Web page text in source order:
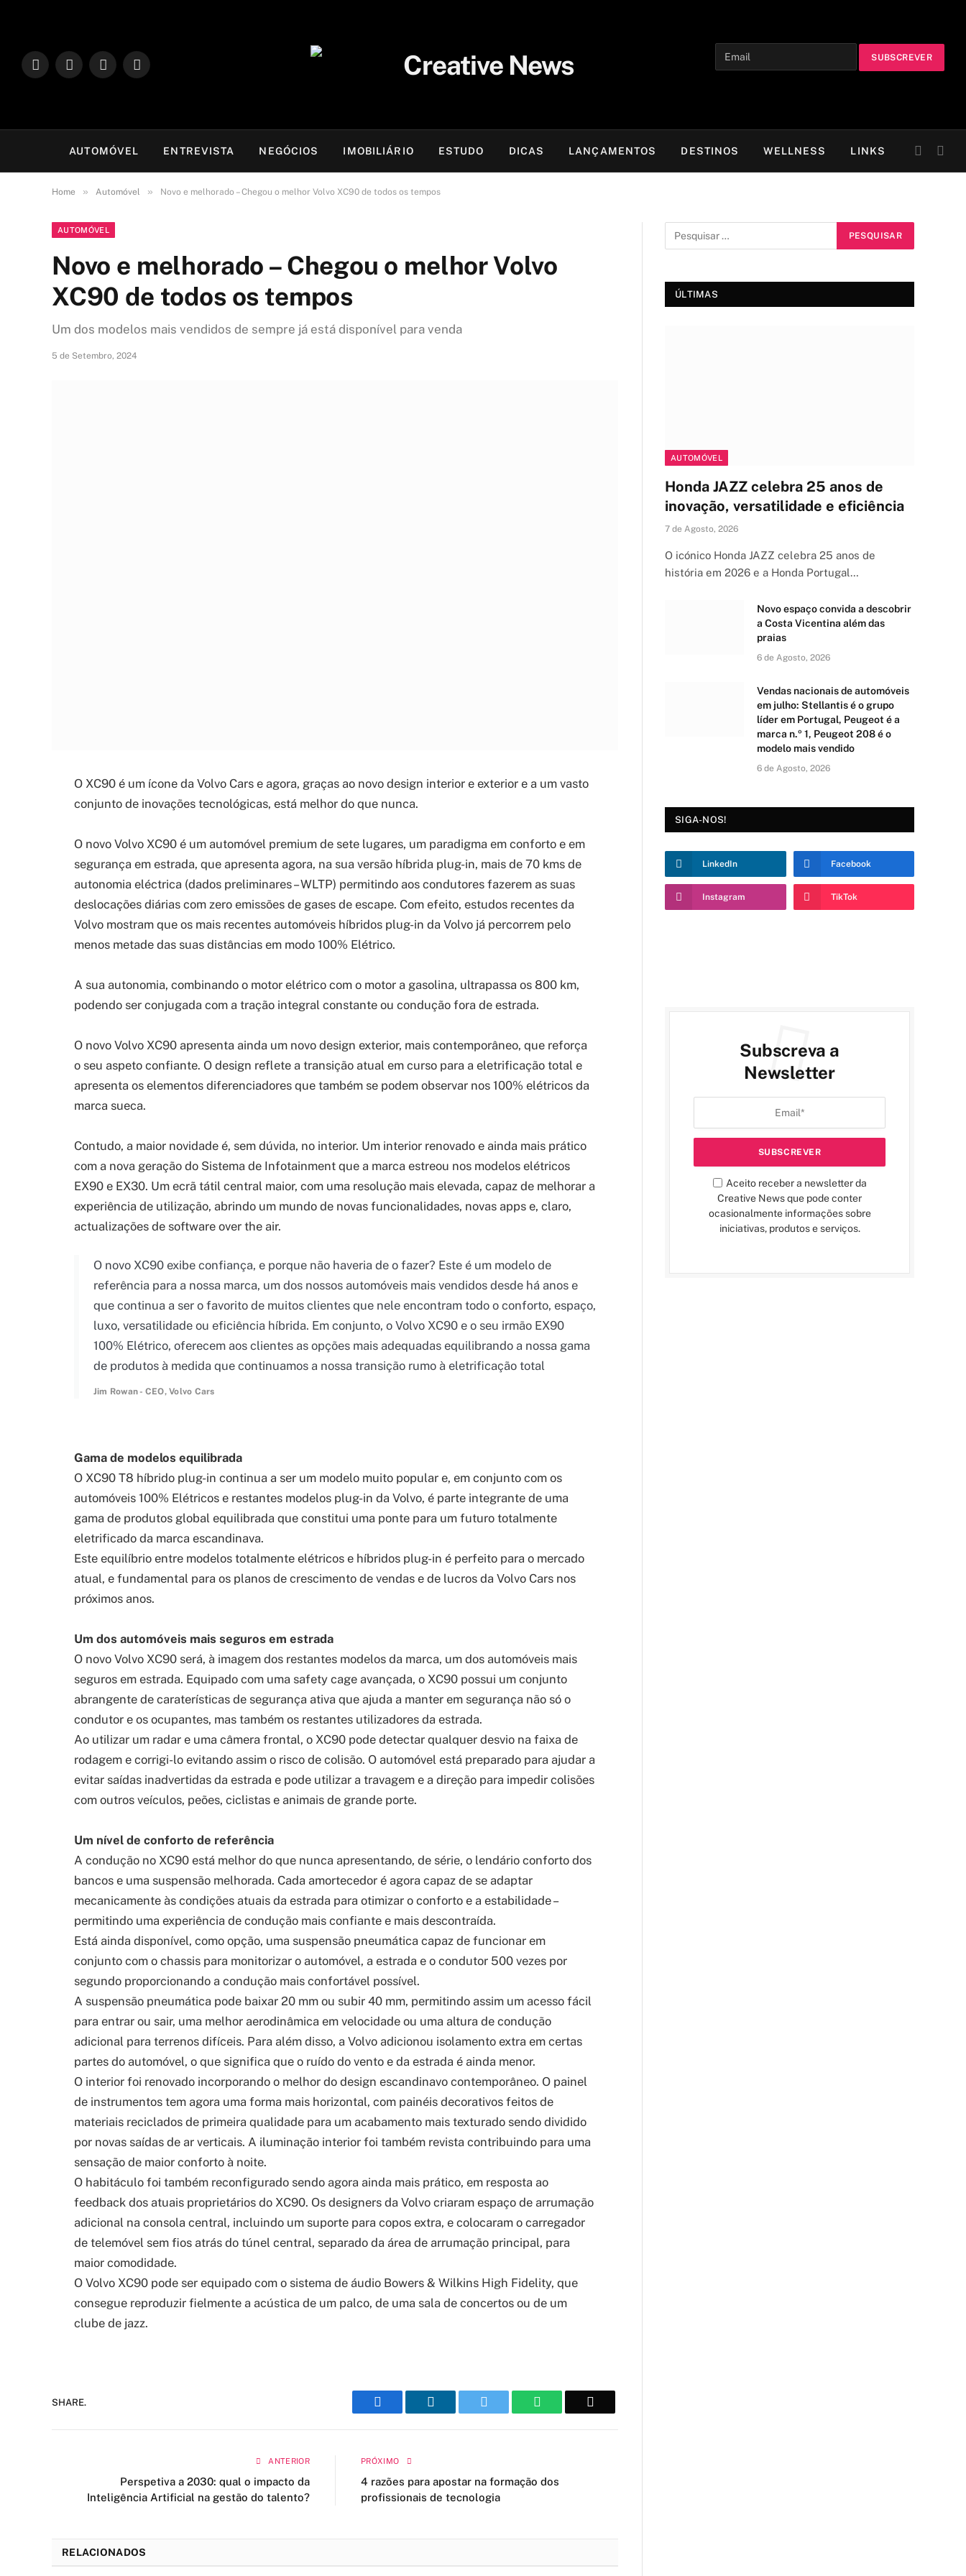
LinkedInFacebookInstagramTikTok
AUTOMÓVEL ENTREVISTA NEGÓCIOS IMOBILIÁRIO ESTUDO DICAS LANÇAMENTOS DESTINOS WELLNESS LINKS
Home » Automóvel » Novo e melhorado – Chegou o melhor Volvo XC90 de todos os tempos
AUTOMÓVEL
Novo e melhorado – Chegou o melhor Volvo
XC90 de todos os tempos
Um dos modelos mais vendidos de sempre já está disponível para venda
5 de Setembro, 2024
O XC90 é um ícone da Volvo Cars e agora, graças ao novo design interior e exterior e a um vasto
conjunto de inovações tecnológicas, está melhor do que nunca.
O novo Volvo XC90 é um automóvel premium de sete lugares, um paradigma em conforto e em
segurança em estrada, que apresenta agora, na sua versão híbrida plug-in, mais de 70 kms de
autonomia eléctrica (dados preliminares – WLTP) permitindo aos condutores fazerem as suas
deslocações diárias com zero emissões de gases de escape. Com efeito, estudos recentes da
Volvo mostram que os mais recentes automóveis híbridos plug-in da Volvo já percorrem pelo
menos metade das suas distâncias em modo 100% Elétrico.
A sua autonomia, combinando o motor elétrico com o motor a gasolina, ultrapassa os 800 km,
podendo ser conjugada com a tração integral constante ou condução fora de estrada.
O novo Volvo XC90 apresenta ainda um novo design exterior, mais contemporâneo, que reforça
o seu aspeto confiante. O design reflete a transição atual em curso para a eletrificação total e
apresenta os elementos diferenciadores que também se podem observar nos 100% elétricos da
marca sueca.
Contudo, a maior novidade é, sem dúvida, no interior. Um interior renovado e ainda mais prático
com a nova geração do Sistema de Infotainment que a marca estreou nos modelos elétricos
EX90 e EX30. Um ecrã tátil central maior, com uma resolução mais elevada, capaz de melhorar a
experiência de utilização, abrindo um mundo de novas funcionalidades, novas apps e, claro,
actualizações de software over the air.
O novo XC90 exibe confiança, e porque não haveria de o fazer? Este é um modelo de
referência para a nossa marca, um dos nossos automóveis mais vendidos desde há anos e
que continua a ser o favorito de muitos clientes que nele encontram todo o conforto, espaço,
luxo, versatilidade ou eficiência híbrida. Em conjunto, o Volvo XC90 e o seu irmão EX90
100% Elétrico, oferecem aos clientes as opções mais adequadas equilibrando a nossa gama
de produtos à medida que continuamos a nossa transição rumo à eletrificação total
Jim Rowan - CEO, Volvo Cars
Gama de modelos equilibrada
O XC90 T8 híbrido plug-in continua a ser um modelo muito popular e, em conjunto com os
automóveis 100% Elétricos e restantes modelos plug-in da Volvo, é parte integrante de uma
gama de produtos global equilibrada que constitui uma ponte para um futuro totalmente
eletrificado da marca escandinava.
Este equilíbrio entre modelos totalmente elétricos e híbridos plug-in é perfeito para o mercado
atual, e fundamental para os planos de crescimento de vendas e de lucros da Volvo Cars nos
próximos anos.
Um dos automóveis mais seguros em estrada
O novo Volvo XC90 será, à imagem dos restantes modelos da marca, um dos automóveis mais
seguros em estrada. Equipado com uma safety cage avançada, o XC90 possui um conjunto
abrangente de caraterísticas de segurança ativa que ajuda a manter em segurança não só o
condutor e os ocupantes, mas também os restantes utilizadores da estrada.
Ao utilizar um radar e uma câmera frontal, o XC90 pode detectar qualquer desvio na faixa de
rodagem e corrigi-lo evitando assim o risco de colisão. O automóvel está preparado para ajudar a
evitar saídas inadvertidas da estrada e pode utilizar a travagem e a direção para impedir colisões
com outros veículos, peões, ciclistas e animais de grande porte.
Um nível de conforto de referência
A condução no XC90 está melhor do que nunca apresentando, de série, o lendário conforto dos
bancos e uma suspensão melhorada. Cada amortecedor é agora capaz de se adaptar
mecanicamente às condições atuais da estrada para otimizar o conforto e a estabilidade –
permitindo uma experiência de condução mais confiante e mais descontraída.
Está ainda disponível, como opção, uma suspensão pneumática capaz de funcionar em
conjunto com o chassis para monitorizar o automóvel, a estrada e o condutor 500 vezes por
segundo proporcionando a condução mais confortável possível.
A suspensão pneumática pode baixar 20 mm ou subir 40 mm, permitindo assim um acesso fácil
para entrar ou sair, uma melhor aerodinâmica em velocidade ou uma altura de condução
adicional para terrenos difíceis. Para além disso, a Volvo adicionou isolamento extra em certas
partes do automóvel, o que significa que o ruído do vento e da estrada é ainda menor.
O interior foi renovado incorporando o melhor do design escandinavo contemporâneo. O painel
de instrumentos tem agora uma forma mais horizontal, com painéis decorativos feitos de
materiais reciclados de primeira qualidade para um acabamento mais texturado sendo dividido
por novas saídas de ar verticais. A iluminação interior foi também revista contribuindo para uma
sensação de maior conforto à noite.
O habitáculo foi também reconfigurado sendo agora ainda mais prático, em resposta ao
feedback dos atuais proprietários do XC90. Os designers da Volvo criaram espaço de arrumação
adicional na consola central, incluindo um suporte para copos extra, e colocaram o carregador
de telemóvel sem fios atrás do túnel central, separado da área de arrumação principal, para
maior comodidade.
O Volvo XC90 pode ser equipado com o sistema de áudio Bowers & Wilkins High Fidelity, que
consegue reproduzir fielmente a acústica de um palco, de uma sala de concertos ou de um
clube de jazz.
SHARE. Facebook LinkedIn WhatsApp
ANTERIOR
Perspetiva a 2030: qual o impacto da
Inteligência Artificial na gestão do talento?
PRÓXIMO
4 razões para apostar na formação dos
profissionais de tecnologia
RELACIONADOS
ÚLTIMAS
AUTOMÓVEL
Honda JAZZ celebra 25 anos de
inovação, versatilidade e eficiência
7 de Agosto, 2026
O icónico Honda JAZZ celebra 25 anos de
história em 2026 e a Honda Portugal…
Novo espaço convida a descobrir
a Costa Vicentina além das
praias
6 de Agosto, 2026
Vendas nacionais de automóveis
em julho: Stellantis é o grupo
líder em Portugal, Peugeot é a
marca n.º 1, Peugeot 208 é o
modelo mais vendido
6 de Agosto, 2026
SIGA-NOS!
LinkedIn Facebook
Instagram TikTok
Subscreva a
Newsletter
Aceito receber a newsletter da
Creative News que pode conter
ocasionalmente informações sobre
iniciativas, produtos e serviços.